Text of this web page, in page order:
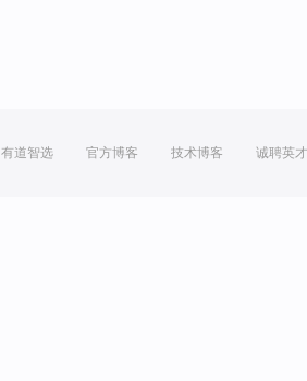
有道智选 官方博客 技术博客 诚聘英才